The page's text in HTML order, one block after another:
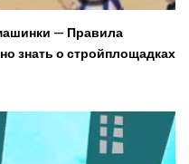
— Правила
знать о стройплощадках